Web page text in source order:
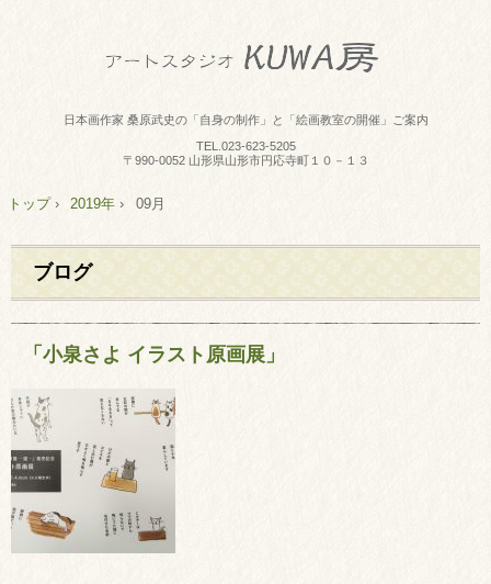
日本画作家 桑原武史の「自身の制作」と「絵画教室の開催」ご案内
TEL. 023-623-5205
〒990-0052 山形県山形市円応寺町１０－１３
トップ› 2019年 › 09月
ブログ
「小泉さよ イラスト原画展」